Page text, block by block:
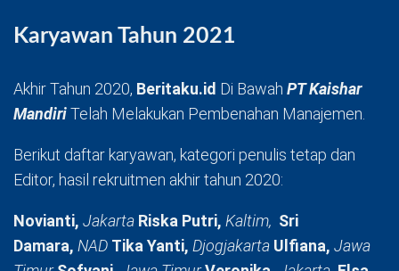
Karyawan Tahun 2021
Akhir Tahun 2020, Beritaku.id Di Bawah PT Kaishar
MandiriTelah Melakukan Pembenahan Manajemen.
Berikut daftar karyawan, kategori penulis tetap dan
Editor, hasil rekruitmen akhir tahun 2020:
Novianti, Jakarta Riska Putri, Kaltim, Sri
Damara, NAD Tika Yanti, Djogjakarta Ulfiana, Jawa